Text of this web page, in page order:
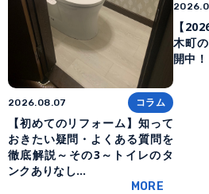
2026.08.07 コラム
【初めてのリフォーム】知って
おきたい疑問・よくある質問を
徹底解説～その3～トイレのタ
ンクありなし…
MORE
【
木町
開中